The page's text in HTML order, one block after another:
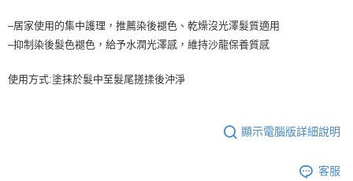
1.本服務係由「台灣大哥大股份有限公司」（以下簡稱本公司）所提供，讓
買賣價金債權讓與本公司後，依約使用本公司帳單繳交帳款。
資料（包含姓名、電話或地址）提供予台灣大哥大進項蒐集、處理及利用，
付款後7-11取貨
每筆NT$65，滿NT$1,699(含以上)免運費
宅配
–居家使用的集中護理，推薦染後褪色、乾燥沒光澤髮質適用
–抑制染後髮色褪色，給予水潤光澤感，維持沙龍保養質感
使用方式:塗抹於髮中至髮尾搓揉後沖淨
顯示電腦版詳細說明
客服